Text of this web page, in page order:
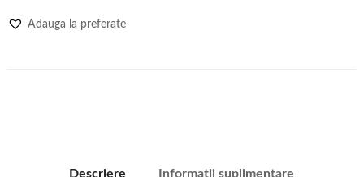
Adauga la preferate
Descriere Informații suplimentare